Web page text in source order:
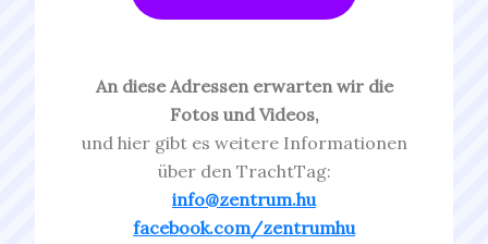
An diese Adressen erwarten wir die
Fotos und Videos,
und hier gibt es weitere Informationen
über den TrachtTag:
info@zentrum.hu
facebook.com/zentrumhu